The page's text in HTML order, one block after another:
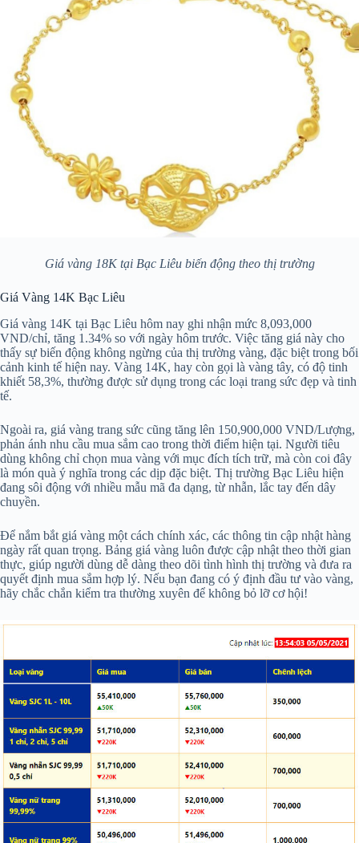
Giá vàng 18K tại Bạc Liêu biến động theo thị trường
Giá Vàng 14K Bạc Liêu
Giá vàng 14K tại Bạc Liêu hôm nay ghi nhận mức 8,093,000
VND/chỉ, tăng 1.34% so với ngày hôm trước. Việc tăng giá này cho
thấy sự biến động không ngừng của thị trường vàng, đặc biệt trong bối
cảnh kinh tế hiện nay. Vàng 14K, hay còn gọi là vàng tây, có độ tinh
khiết 58,3%, thường được sử dụng trong các loại trang sức đẹp và tinh
tế.
Ngoài ra, giá vàng trang sức cũng tăng lên 150,900,000 VND/Lượng,
phản ánh nhu cầu mua sắm cao trong thời điểm hiện tại. Người tiêu
dùng không chỉ chọn mua vàng với mục đích tích trữ, mà còn coi đây
là món quà ý nghĩa trong các dịp đặc biệt. Thị trường Bạc Liêu hiện
đang sôi động với nhiều mẫu mã đa dạng, từ nhẫn, lắc tay đến dây
chuyền.
Để nắm bắt giá vàng một cách chính xác, các thông tin cập nhật hàng
ngày rất quan trọng. Bảng giá vàng luôn được cập nhật theo thời gian
thực, giúp người dùng dễ dàng theo dõi tình hình thị trường và đưa ra
quyết định mua sắm hợp lý. Nếu bạn đang có ý định đầu tư vào vàng,
hãy chắc chắn kiểm tra thường xuyên để không bỏ lỡ cơ hội!